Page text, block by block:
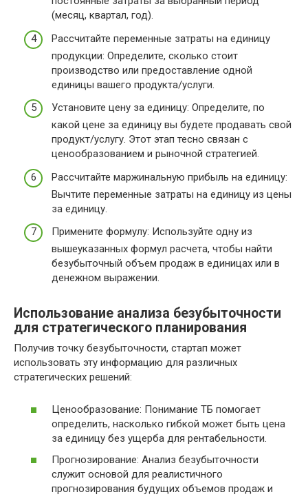
(месяц, квартал, год).
Рассчитайте переменные затраты на единицу
продукции: Определите, сколько стоит
производство или предоставление одной
единицы вашего продукта/услуги.
Установите цену за единицу: Определите, по
какой цене за единицу вы будете продавать свой
продукт/услугу. Этот этап тесно связан с
ценообразованием и рыночной стратегией.
Рассчитайте маржинальную прибыль на единицу:
Вычтите переменные затраты на единицу из цены
за единицу.
Примените формулу: Используйте одну из
вышеуказанных формул расчета, чтобы найти
безубыточный объем продаж в единицах или в
денежном выражении.
Использование анализа безубыточности
для стратегического планирования
Получив точку безубыточности, стартап может
использовать эту информацию для различных
стратегических решений:
Ценообразование: Понимание ТБ помогает
определить, насколько гибкой может быть цена
за единицу без ущерба для рентабельности.
Прогнозирование: Анализ безубыточности
служит основой для реалистичного
прогнозирования будущих объемов продаж и